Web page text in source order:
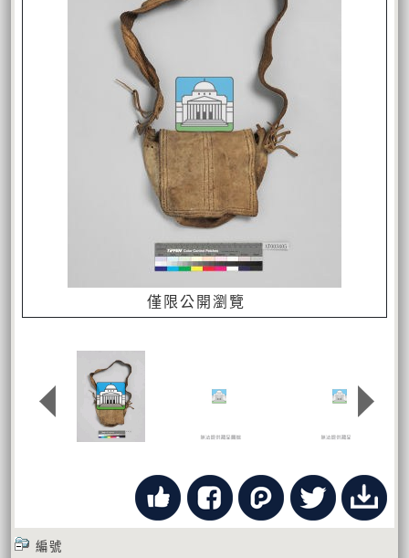
僅限公開瀏覽
編號